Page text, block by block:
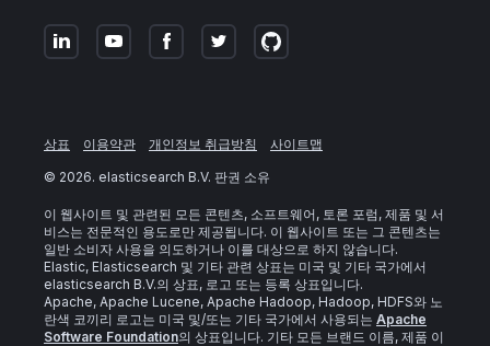
상표 이용약관 개인정보 취급방침
사이트맵
© 2026. elasticsearch B.V. 판권 소유
이 웹사이트 및 관련된 모든 콘텐츠, 소프트웨어, 토론 포럼, 제품 및 서
비스는 전문적인 용도로만 제공됩니다. 이 웹사이트 또는 그 콘텐츠는
일반 소비자 사용을 의도하거나 이를 대상으로 하지 않습니다.
Elastic, Elasticsearch 및 기타 관련 상표는 미국 및 기타 국가에서
elasticsearch B.V.의 상표, 로고 또는 등록 상표입니다.
Apache, Apache Lucene, Apache Hadoop, Hadoop, HDFS와 노
란색 코끼리 로고는 미국 및/또는 기타 국가에서 사용되는 Apache
Software Foundation의 상표입니다. 기타 모든 브랜드 이름, 제품 이